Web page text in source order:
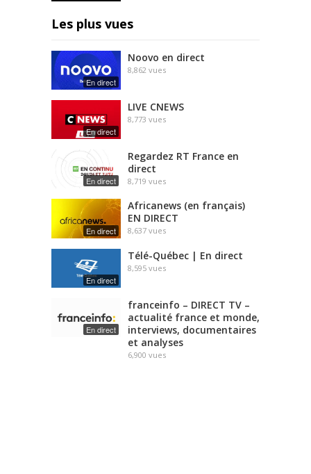
Les plus vues
En direct
Noovo en direct
8,862 vues
En direct
LIVE CNEWS
8,773 vues
En direct
Regardez RT France en
direct
8,719 vues
En direct
Africanews (en français)
EN DIRECT
8,637 vues
En direct
Télé-Québec | En direct
8,595 vues
En direct
franceinfo – DIRECT TV –
actualité france et monde,
interviews, documentaires
et analyses
6,900 vues